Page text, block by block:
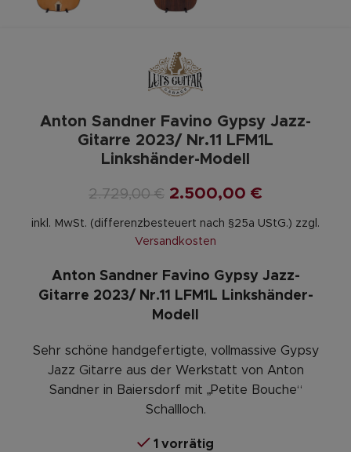
Anton Sandner Favino Gypsy Jazz-
Gitarre 2023/ Nr.11 LFM1L
Linkshänder-Modell
2.729,00€ 2.500,00 €
inkl. MwSt. (differenzbesteuert nach §25a UStG.) zzgl.
Versandkosten
Anton Sandner Favino Gypsy Jazz-
Gitarre 2023/ Nr.11 LFM1L Linkshänder-
Modell
Sehr schöne handgefertigte, vollmassive Gypsy
Jazz Gitarre aus der Werkstatt von Anton
Sandner in Baiersdorf mit „Petite Bouche“
Schallloch.
1 vorrätig